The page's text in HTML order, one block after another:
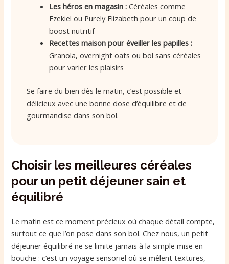
Les héros en magasin : Céréales comme
Ezekiel ou Purely Elizabeth pour un coup de
boost nutritif
Recettes maison pour éveiller les papilles :
Granola, overnight oats ou bol sans céréales
pour varier les plaisirs
Se faire du bien dès le matin, c’est possible et
délicieux avec une bonne dose d’équilibre et de
gourmandise dans son bol.
Choisir les meilleures céréales
pour un petit déjeuner sain et
équilibré
Le matin est ce moment précieux où chaque détail compte,
surtout ce que l’on pose dans son bol. Chez nous, un petit
déjeuner équilibré ne se limite jamais à la simple mise en
bouche : c’est un voyage sensoriel où se mêlent textures,